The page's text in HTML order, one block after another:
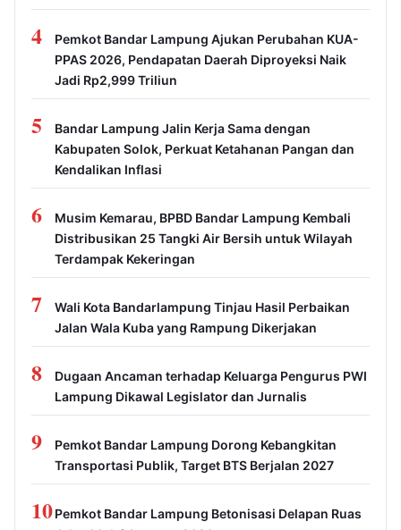
4
Pemkot Bandar Lampung Ajukan Perubahan KUA-
PPAS 2026, Pendapatan Daerah Diproyeksi Naik
Jadi Rp2,999 Triliun
5
Bandar Lampung Jalin Kerja Sama dengan
Kabupaten Solok, Perkuat Ketahanan Pangan dan
Kendalikan Inflasi
6
Musim Kemarau, BPBD Bandar Lampung Kembali
Distribusikan 25 Tangki Air Bersih untuk Wilayah
Terdampak Kekeringan
7
Wali Kota Bandarlampung Tinjau Hasil Perbaikan
Jalan Wala Kuba yang Rampung Dikerjakan
8
Dugaan Ancaman terhadap Keluarga Pengurus PWI
Lampung Dikawal Legislator dan Jurnalis
9
Pemkot Bandar Lampung Dorong Kebangkitan
Transportasi Publik, Target BTS Berjalan 2027
10Pemkot Bandar Lampung Betonisasi Delapan Ruas